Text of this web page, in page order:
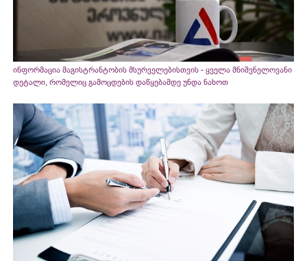
ინფორმაცია მაგისტრანტობის მსურველებისთვის - ყველა მნიშვნელოვანი
დეტალი, რომელიც გამოცდების დაწყებამდე უნდა ნახოთ